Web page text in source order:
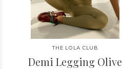
THE LOLA CLUB
Demi Legging Olive